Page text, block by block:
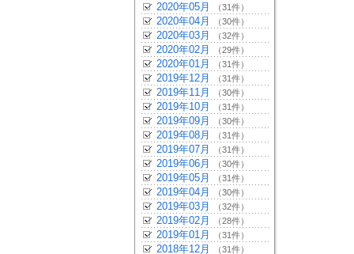
2020年05月 （31件）
2020年04月 （30件）
2020年03月 （32件）
2020年02月 （29件）
2020年01月 （31件）
2019年12月 （31件）
2019年11月 （30件）
2019年10月 （31件）
2019年09月 （30件）
2019年08月 （31件）
2019年07月 （31件）
2019年06月 （30件）
2019年05月 （31件）
2019年04月 （30件）
2019年03月 （32件）
2019年02月 （28件）
2019年01月 （31件）
2018年12月 （31件）